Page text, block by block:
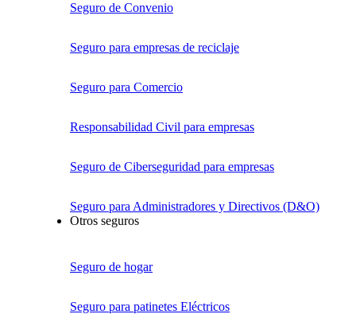
Seguro de Convenio
Seguro para empresas de reciclaje
Seguro para Comercio
Responsabilidad Civil para empresas
Seguro de Ciberseguridad para empresas
Seguro para Administradores y Directivos (D&O)
Otros seguros
Seguro de hogar
Seguro para patinetes Eléctricos